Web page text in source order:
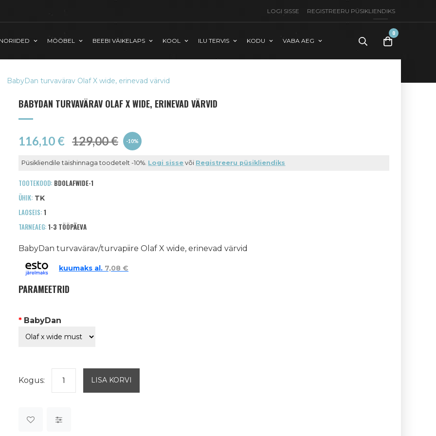
LOGI SISSE REGISTREERU PÜSIKLIENDIKS
0
toode(t)
MÖÖBEL BEEBI VÄIKELAPS KOOL ILU TERVIS KODU VABA AEG
BabyDan turvavärav Olaf X wide, erinevad värvid
BABYDAN TURVAVÄRAV OLAF X WIDE, ERINEVAD VÄRVID
116,10 € 129,00 € -10%
Püsikliendile täishinnaga toodetelt -10%. Logi sisse või Registreeru püsikliendiks
TOOTEKOOD: BDOLAFWIDE-1
ÜHIK: TK
LAOSEIS: 1
TARNEAEG: 1-3 TÖÖPÄEVA
BabyDan turvavärav/turvapiire Olaf X wide, erinevad värvid
kuumaks al. 7,08 €
PARAMEETRID
* BabyDan
Kogus: